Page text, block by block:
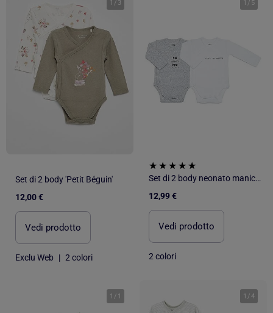
1 / 3
Set di 2 body 'Petit Béguin'
12,00 €
Vedi prodotto
Exclu Web | 2 colori
1 / 5
Set di 2 body neonato manica lunga
12,99 €
Vedi prodotto
2 colori
1 / 1 1 /4